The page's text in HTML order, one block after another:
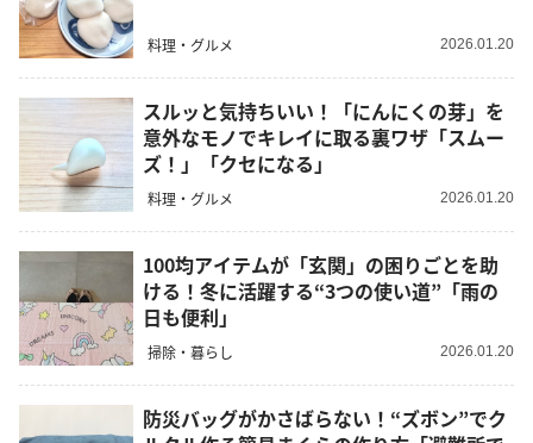
料理・グルメ 2026.01.20
スルッと気持ちいい！「にんにくの芽」を
意外なモノでキレイに取る裏ワザ「スムー
ズ！」「クセになる」
料理・グルメ 2026.01.20
100均アイテムが「玄関」の困りごとを助
ける！冬に活躍する“3つの使い道”「雨の
日も便利」
掃除・暮らし 2026.01.20
防災バッグがかさばらない！“ズボン”でク